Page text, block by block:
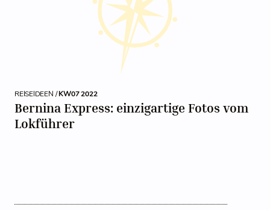
REISEIDEEN /KW07 2022
Bernina Express: einzigartige Fotos vom
Lokführer